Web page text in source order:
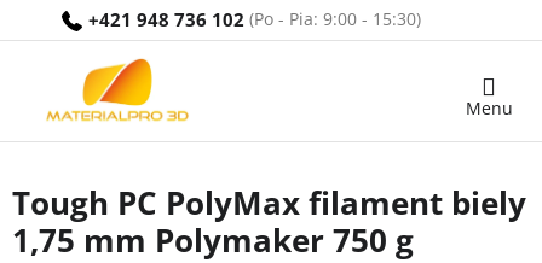
+421 948 736 102
Nákupný
Tough PC PolyMax filament biely
1,75 mm Polymaker 750 g